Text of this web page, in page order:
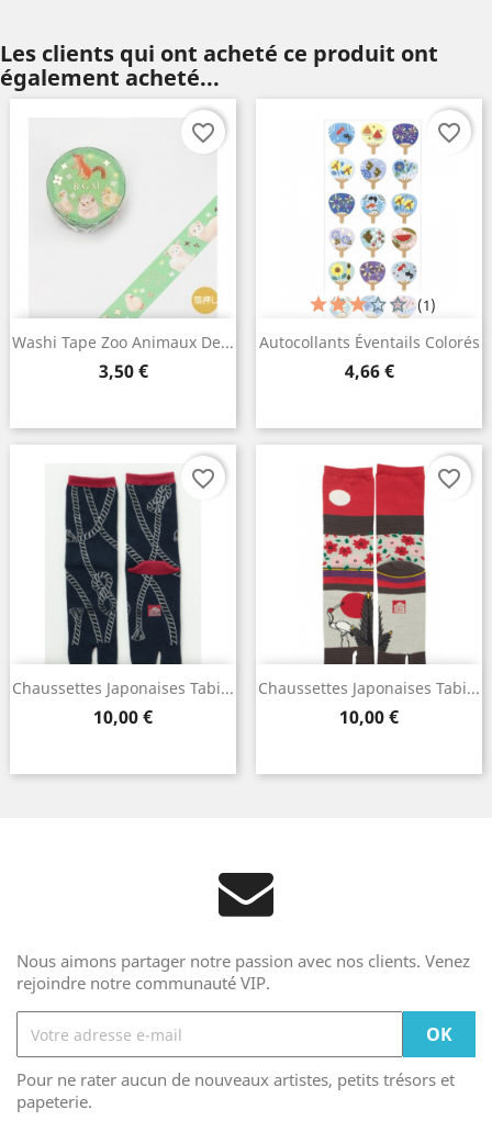
Les clients qui ont acheté ce produit ont
également acheté...
Washi Tape Zoo Animaux De...
Prix
3,50 €
favorite_border
Autocollants Éventails Colorés
Prix
4,66 €
(1)
favorite_border
Chaussettes Japonaises Tabi...
Prix
10,00 €
favorite_border
Chaussettes Japonaises Tabi...
Prix
10,00 €
favorite_border
Nous aimons partager notre passion avec nos clients. Venez
rejoindre notre communauté VIP.
Pour ne rater aucun de nouveaux artistes, petits trésors et
papeterie.